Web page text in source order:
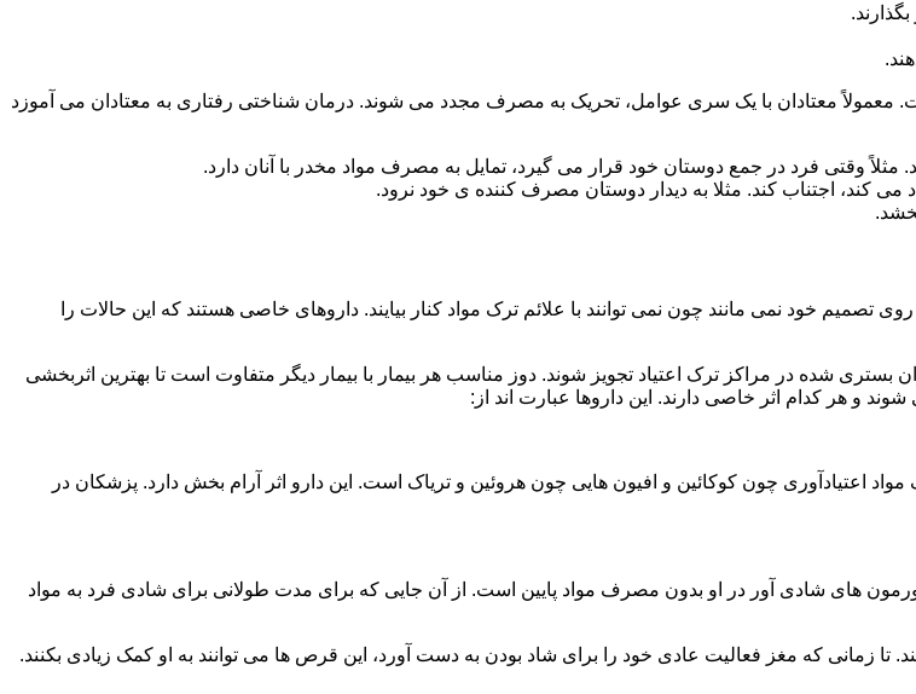
معتادان با یک سری عوامل، تحریک به مصرف مجدد می شوند. درمان شناختی رفتاری به معتادان می آموزد
وقتی فرد در جمع دوستان خود قرار می گیرد، تمایل به مصرف مواد مخدر با آنان دارد.
کند، اجتناب کند. مثلا به دیدار دوستان مصرف کننده ی خود نرود.
تصمیم خود نمی مانند چون نمی توانند با علائم ترک مواد کنار بیایند. داروهای خاصی هستند که این حالات را
بستری شده در مراکز ترک اعتیاد تجویز شوند. دوز مناسب هر بیمار با بیمار دیگر متفاوت است تا بهترین اثربخشی
و هر کدام اثر خاصی دارند. این داروها عبارت اند از:
چون کوکائین و افیون هایی چون هروئین و تریاک است. این دارو اثر آرام بخش دارد. پزشکان در
های شادی آور در او بدون مصرف مواد پایین است. از آن جایی که برای مدت طولانی برای شادی فرد به مواد
زمانی که مغز فعالیت عادی خود را برای شاد بودن به دست آورد، این قرص ها می توانند به او کمک زیادی بکنند.